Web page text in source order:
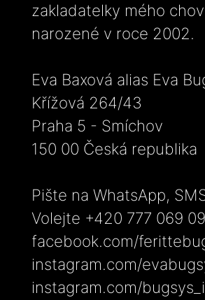
zakladatelky mého
narozené v roce 2002.
Eva Baxová alias Eva
Křížová 264/43
Praha 5 - Smíchov
150 00 Česká republika
Pište na WhatsApp,
Volejte +420 777 069
facebook.com/
instagram.com/
instagram.com/